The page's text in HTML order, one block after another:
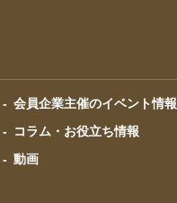
会員企業主催のイベント情報
コラム・お役立ち情報
動画